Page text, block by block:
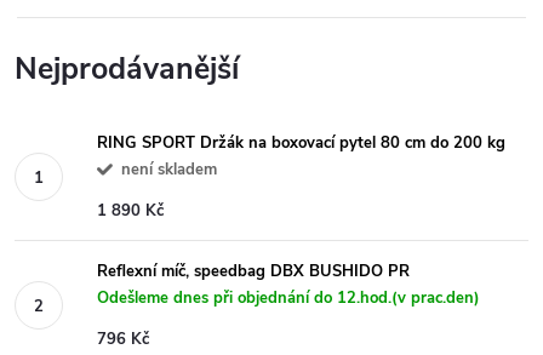
Nejprodávanější
RING SPORT Držák na boxovací pytel 80 cm do 200 kg
není skladem
1 890 Kč
Reflexní míč, speedbag DBX BUSHIDO PR
Odešleme dnes při objednání do 12.hod.(v prac.den)
796 Kč